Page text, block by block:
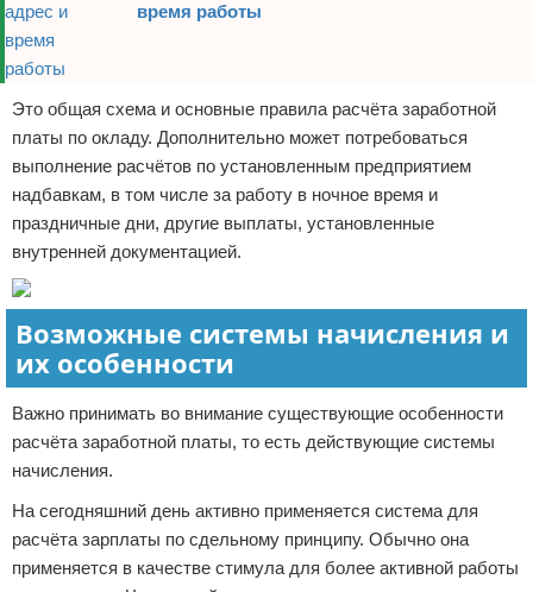
время работы
Это общая схема и основные правила расчёта заработной
платы по окладу. Дополнительно может потребоваться
выполнение расчётов по установленным предприятием
надбавкам, в том числе за работу в ночное время и
праздничные дни, другие выплаты, установленные
внутренней документацией.
Возможные системы начисления и
их особенности
Важно принимать во внимание существующие особенности
расчёта заработной платы, то есть действующие системы
начисления.
На сегодняшний день активно применяется система для
расчёта зарплаты по сдельному принципу. Обычно она
применяется в качестве стимула для более активной работы